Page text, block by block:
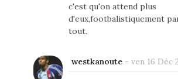
c'est qu'on attend plus
d'eux,footbalistiquement
tout.
westkanoute- ven 16 Déc